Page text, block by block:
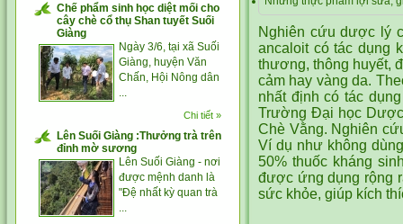
Chế phẩm sinh học diệt mối cho
cây chè cổ thụ Shan tuyết Suối
Giàng
Ngày 3/6, tại xã Suối
Giàng, huyện Văn
Chấn, Hội Nông dân
...
Chi tiết »
Lên Suối Giàng :Thưởng trà trên
đỉnh mờ sương
Lên Suối Giàng - nơi
được mệnh danh là
"Đệ nhất kỳ quan trà
...
Nghiên cứu dược lý
ancaloit có tác dụng
thương, thông huyết,
cảm hay vàng da.
nhất định có tác
Trường Đại học
Chè Vằng. Nghiên
Ví dụ như không
50% thuốc kháng
được ứng dụng rộng
sức khỏe, giúp kích